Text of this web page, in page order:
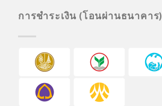
การชำระเงิน (โอนผ่านธนาคาร)